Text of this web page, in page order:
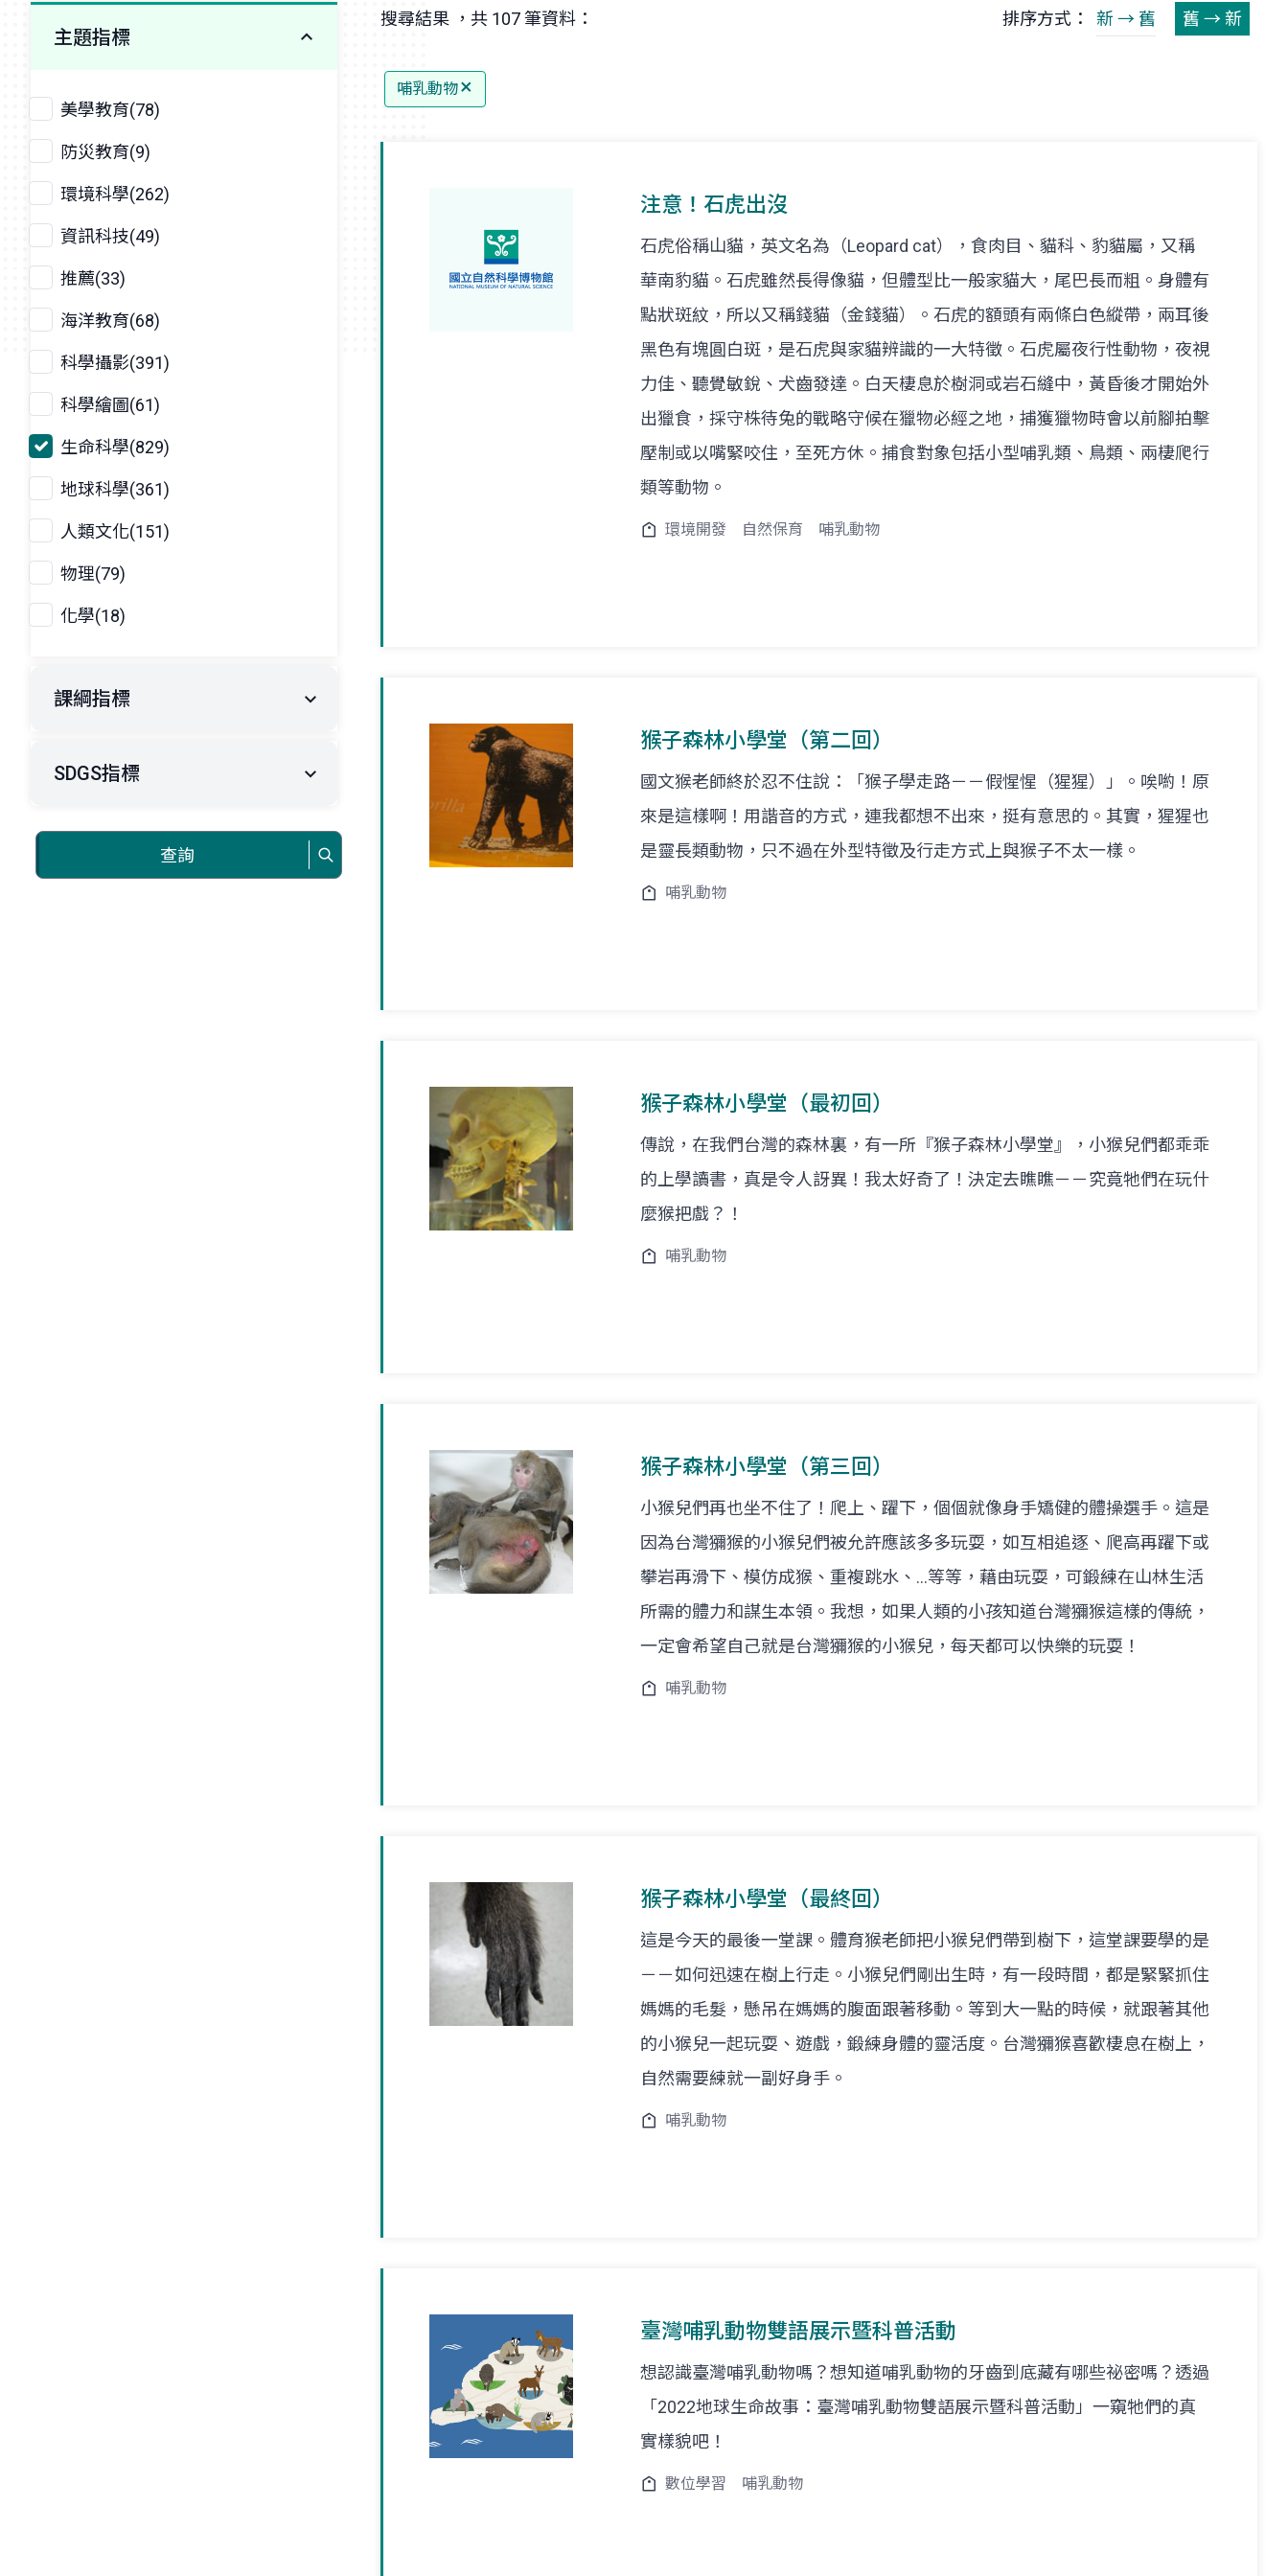
主題指標
美學教育(78)
防災教育(9)
環境科學(262)
資訊科技(49)
推薦(33)
海洋教育(68)
科學攝影(391)
科學繪圖(61)
生命科學(829)
地球科學(361)
人類文化(151)
物理(79)
化學(18)
課綱指標
SDGS指標
查詢
搜尋結果 ，共 107 筆資料： 排序方式： 新 → 舊 舊 → 新
哺乳動物
注意！石虎出沒
石虎俗稱山貓，英文名為（Leopard cat），食肉目、貓科、豹貓屬，又稱
華南豹貓。石虎雖然長得像貓，但體型比一般家貓大，尾巴長而粗。身體有
點狀斑紋，所以又稱錢貓（金錢貓）。石虎的額頭有兩條白色縱帶，兩耳後
黑色有塊圓白斑，是石虎與家貓辨識的一大特徵。石虎屬夜行性動物，夜視
力佳、聽覺敏銳、犬齒發達。白天棲息於樹洞或岩石縫中，黃昏後才開始外
出獵食，採守株待兔的戰略守候在獵物必經之地，捕獲獵物時會以前腳拍擊
壓制或以嘴緊咬住，至死方休。捕食對象包括小型哺乳類、鳥類、兩棲爬行
類等動物。
環境開發 自然保育 哺乳動物
猴子森林小學堂（第二回）
國文猴老師終於忍不住說：「猴子學走路－－假惺惺（猩猩）」。唉喲！原
來是這樣啊！用諧音的方式，連我都想不出來，挺有意思的。其實，猩猩也
是靈長類動物，只不過在外型特徵及行走方式上與猴子不太一樣。
哺乳動物
猴子森林小學堂（最初回）
傳說，在我們台灣的森林裏，有一所『猴子森林小學堂』，小猴兒們都乖乖
的上學讀書，真是令人訝異！我太好奇了！決定去瞧瞧－－究竟牠們在玩什
麼猴把戲？！
哺乳動物
猴子森林小學堂（第三回）
小猴兒們再也坐不住了！爬上、躍下，個個就像身手矯健的體操選手。這是
因為台灣獼猴的小猴兒們被允許應該多多玩耍，如互相追逐、爬高再躍下或
攀岩再滑下、模仿成猴、重複跳水、…等等，藉由玩耍，可鍛練在山林生活
所需的體力和謀生本領。我想，如果人類的小孩知道台灣獼猴這樣的傳統，
一定會希望自己就是台灣獼猴的小猴兒，每天都可以快樂的玩耍！
哺乳動物
猴子森林小學堂（最終回）
這是今天的最後一堂課。體育猴老師把小猴兒們帶到樹下，這堂課要學的是
－－如何迅速在樹上行走。小猴兒們剛出生時，有一段時間，都是緊緊抓住
媽媽的毛髮，懸吊在媽媽的腹面跟著移動。等到大一點的時候，就跟著其他
的小猴兒一起玩耍、遊戲，鍛練身體的靈活度。台灣獼猴喜歡棲息在樹上，
自然需要練就一副好身手。
哺乳動物
臺灣哺乳動物雙語展示暨科普活動
想認識臺灣哺乳動物嗎？想知道哺乳動物的牙齒到底藏有哪些祕密嗎？透過
「2022地球生命故事：臺灣哺乳動物雙語展示暨科普活動」一窺牠們的真
實樣貌吧！
數位學習 哺乳動物